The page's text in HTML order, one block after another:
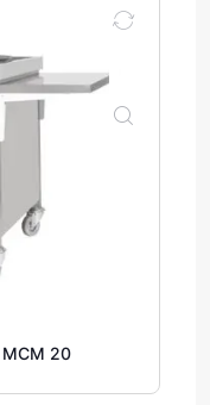
MCM 20